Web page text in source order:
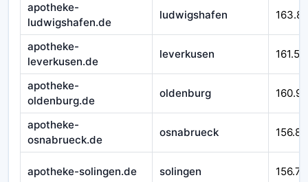
apotheke-
ludwigshafen.de
ludwigshafen
apotheke-
leverkusen.de
leverkusen
apotheke-
oldenburg.de
oldenburg
apotheke-
osnabrueck.de
osnabrueck
apotheke-solingen.de solingen